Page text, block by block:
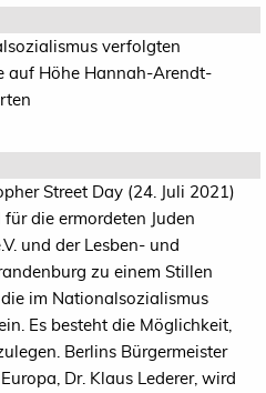
verfolgten
auf Höhe Hannah-Arendt-
Street Day (24. Juli 2021)
die ermordeten Juden
und der Lesben- und
zu einem Stillen
im Nationalsozialismus
Es besteht die Möglichkeit,
Berlins Bürgermeister
Dr. Klaus Lederer, wird